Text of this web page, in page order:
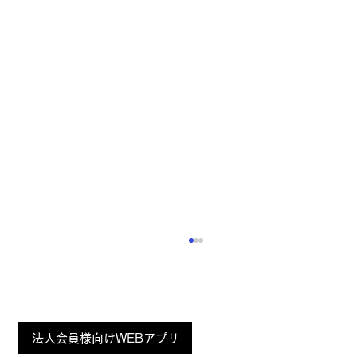
ZOZOが運営するWEBメディア「Fashion
Tech News」で、 当社の製品が誇る“かけ心地
法人会員様向けWEBアプリ